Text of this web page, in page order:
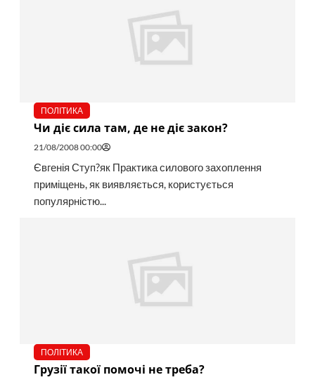
ПОЛІТИКА
Чи діє сила там, де не діє закон?
21/08/2008 00:00
Євгенія Ступ?як Практика силового захоплення
приміщень, як виявляється, користується
популярністю...
ПОЛІТИКА
Грузії такої помочі не треба?